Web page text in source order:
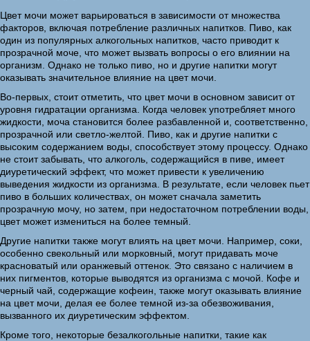
Цвет мочи может варьироваться в зависимости от множества
факторов, включая потребление различных напитков. Пиво, как
один из популярных алкогольных напитков, часто приводит к
прозрачной моче, что может вызвать вопросы о его влиянии на
организм. Однако не только пиво, но и другие напитки могут
оказывать значительное влияние на цвет мочи.
Во-первых, стоит отметить, что цвет мочи в основном зависит от
уровня гидратации организма. Когда человек употребляет много
жидкости, моча становится более разбавленной и, соответственно,
прозрачной или светло-желтой. Пиво, как и другие напитки с
высоким содержанием воды, способствует этому процессу. Однако
не стоит забывать, что алкоголь, содержащийся в пиве, имеет
диуретический эффект, что может привести к увеличению
выведения жидкости из организма. В результате, если человек пьет
пиво в больших количествах, он может сначала заметить
прозрачную мочу, но затем, при недостаточном потреблении воды,
цвет может измениться на более темный.
Другие напитки также могут влиять на цвет мочи. Например, соки,
особенно свекольный или морковный, могут придавать моче
красноватый или оранжевый оттенок. Это связано с наличием в
них пигментов, которые выводятся из организма с мочой. Кофе и
черный чай, содержащие кофеин, также могут оказывать влияние
на цвет мочи, делая ее более темной из-за обезвоживания,
вызванного их диуретическим эффектом.
Кроме того, некоторые безалкогольные напитки, такие как